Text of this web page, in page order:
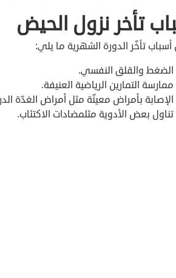
تأخر نزول الحيض
تأخّر الدورة الشهرية ما يلي:
الضغط والقلق النفسي.
ممارسة التمارين الرياضية العنيفة.
الإصابة بأمراض معينّة مثل أمراض الغدّة
تناول بعض الأدوية مثلمضادات الاكتئاب.